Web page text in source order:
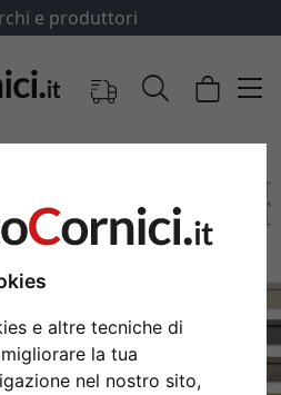
e altre tecniche di
la tua
nel nostro sito,
e produttori